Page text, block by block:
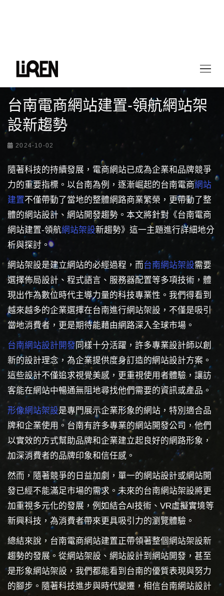
最新情報
台南電商網站建置-領航網站架
設新趨勢
2024-10-02
隨著科技的持續發展，電商網站已成為企業和品牌競爭
力的重要指標。以台南為例，逐漸崛起的台南電商網站
建置不僅帶動了當地的整體網路商業繁榮，更帶動了整
體的網站設計、網站開發趨勢。本文將針對《台南電商
網站建置-領航網站架設新趨勢》這一主題進行詳細地分
析與探討。
網站架設是建立網站的必經過程，而台南網站架設需要
選擇佈局設計、程式語言、服務器配置等多項技術，體
現出作為數位時代主導力量的科技專業性。我們得看到
越來越多的企業選擇在台南進行網站架設，不僅是吸引
當地消費者，更是期待能藉由網路深入全球市場。
台南網站設計開發 同樣十分活躍，許多專業設計師以創
新的設計理念，為企業提供度身訂造的網站設計方案。
這些設計不僅追求視覺美感，更重視使用者體驗，讓訪
客能在網站中暢通無阻地尋找他們需要的資訊或產品。
形像網站架設是專門展示企業形象的網站，特別適合品
牌和企業使用。台南有許多專業的網站開發公司，他們
以實效的方式幫助品牌和企業建立起良好的網路形象，
加深消費者的品牌印象和信任感。
然而，隨著競爭的日益加劇，單一的網站設計或網站開
發已經不能滿足市場的需求。未來的台南網站架設將更
加重視多元化的發展，例如結合AI技術、VR虛擬實境等
新興科技，為消費者帶來更具吸引力的瀏覽體驗。
總結來說，台南電商網站建置正帶領著整個網站架設新
趨勢的發展。從網站架設、網站設計到網站開發，甚至
是形象網站架設，我們都能看到台南的優質表現與努力
的腳步。隨著科技進步與時代變遷，相信台南網站設計